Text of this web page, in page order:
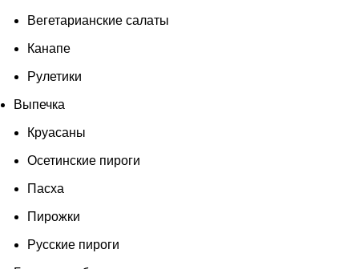
Вегетарианские салаты
Канапе
Рулетики
Выпечка
Круасаны
Осетинские пироги
Пасха
Пирожки
Русские пироги